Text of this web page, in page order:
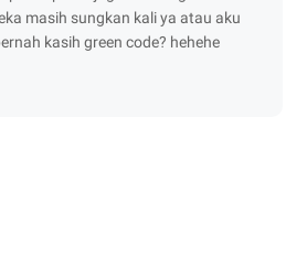
masih sungkan kali ya atau aku
kasih green code? hehehe